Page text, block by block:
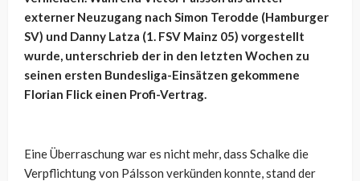
externer Neuzugang nach Simon Terodde (Hamburger
SV) und Danny Latza (1. FSV Mainz 05) vorgestellt
wurde, unterschrieb der in den letzten Wochen zu
seinen ersten Bundesliga-Einsätzen gekommene
Florian Flick einen Profi-Vertrag.
Eine Überraschung war es nicht mehr, dass Schalke die
Verpflichtung von Pálsson verkünden konnte, stand der